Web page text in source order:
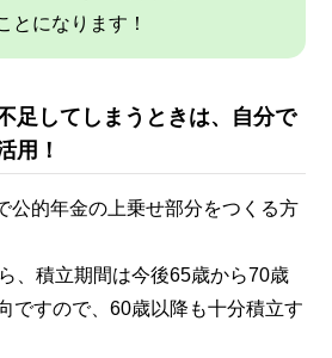
とになります！
足してしまうときは、自分で
用！
公的年金の上乗せ部分をつくる方
、積立期間は今後65歳から70歳
ですので、60歳以降も十分積立す